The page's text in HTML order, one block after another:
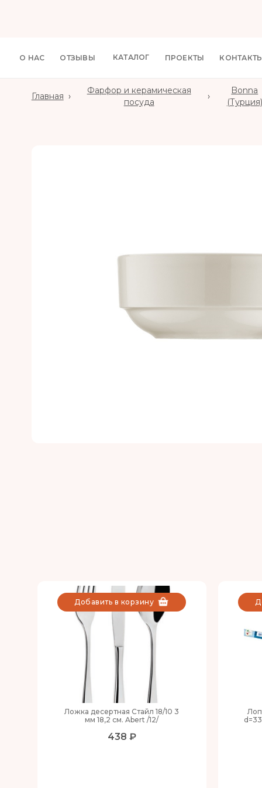
О НАС ОТЗЫВЫ КАТАЛОГ ПРОЕКТЫ
Главная ›
Фарфор и керамическая
посуда
›
Bonna
(Турция)
Ложка десертная Стайл 18/10 3
мм 18,2 см. Abert /12/
438 ₽
Добавить в корзину